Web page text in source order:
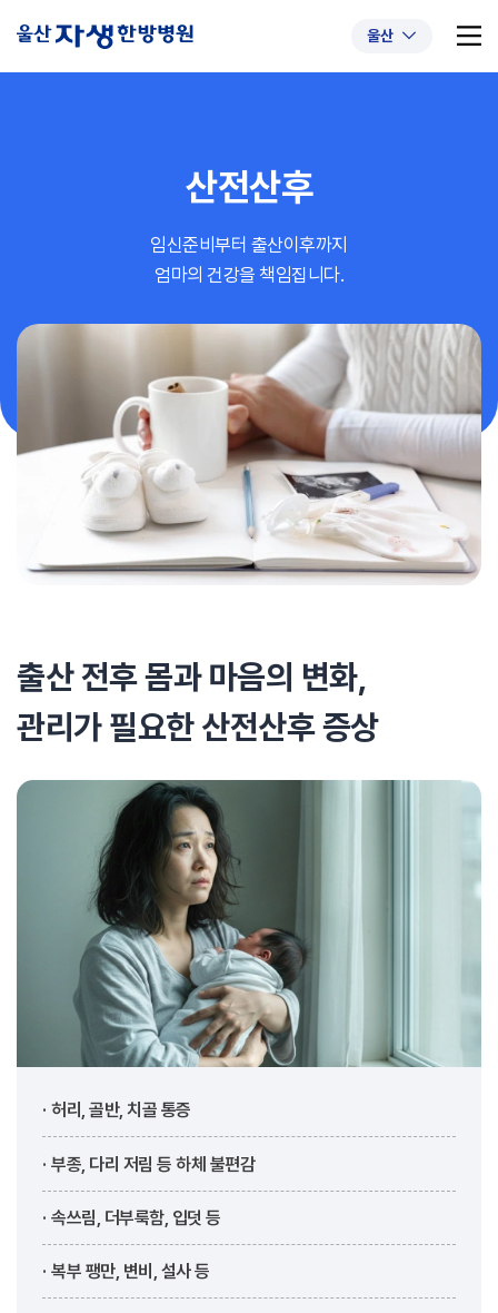
울산
#초음파약침 #척추압박골절
#교통사고후유증 #허리디스크
#추나요법
산전산후
임신준비부터 출산이후까지
엄마의 건강을 책임집니다.
출산 전후 몸과 마음의 변화,
관리가 필요한 산전산후 증상
허리, 골반, 치골 통증
부종, 다리 저림 등 하체 불편감
속쓰림, 더부룩함, 입덧 등
복부 팽만, 변비, 설사 등